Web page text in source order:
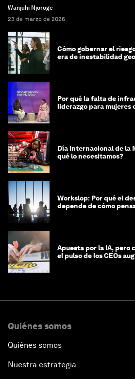
Wanjuhi Njoroge
23 de marzo de 2026
Cómo gobernar el
era de inestabilidad
Por qué la falta de
liderazgo para mujeres
Día Internacional de la
qué lo necesitamos?
Workslop: Por qué el
depende de cómo
Apuesta por la IA, pero
el pulso de los CEOs
Quiénes somos
Quiénes somos
Nuestra estrategia